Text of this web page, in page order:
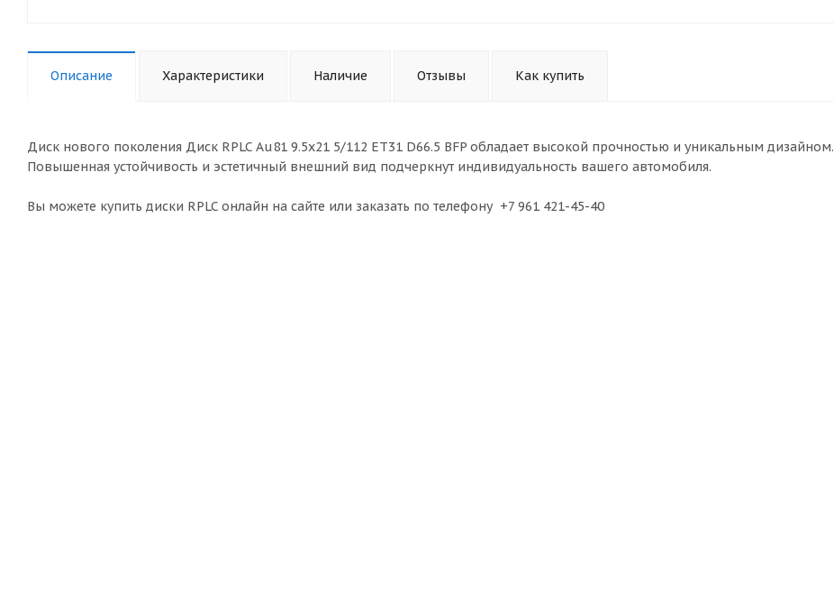
Описание Характеристики Наличие Отзывы Как купить
Диск нового поколения Диск RPLC Au81 9.5x21 5/112 ET31 D66.5 BFP обладает высокой прочностью и уникальным дизайном.
Повышенная устойчивость и эстетичный внешний вид подчеркнут индивидуальность вашего автомобиля.
Вы можете купить диски RPLC онлайн на сайте или заказать по телефону +7 961 421-45-40